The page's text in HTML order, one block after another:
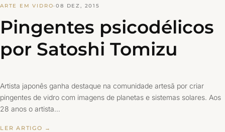
ARTE EM VIDRO·08 DEZ, 2015
Pingentes psicodélicos
por Satoshi Tomizu
Artista japonês ganha destaque na comunidade artesã por criar
pingentes de vidro com imagens de planetas e sistemas solares. Aos
28 anos o artista…
LER ARTIGO →